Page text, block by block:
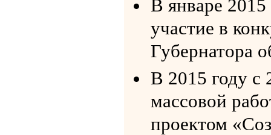
В январе
участие в
Губернатора
В 2015 году с
массовой
проектом